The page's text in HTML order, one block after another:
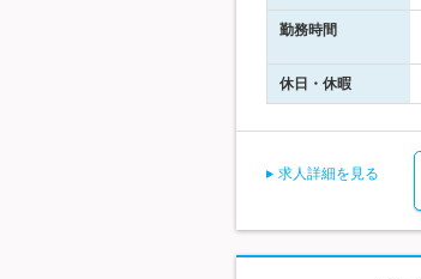
勤務時間
休日・休暇
求人詳細を見る